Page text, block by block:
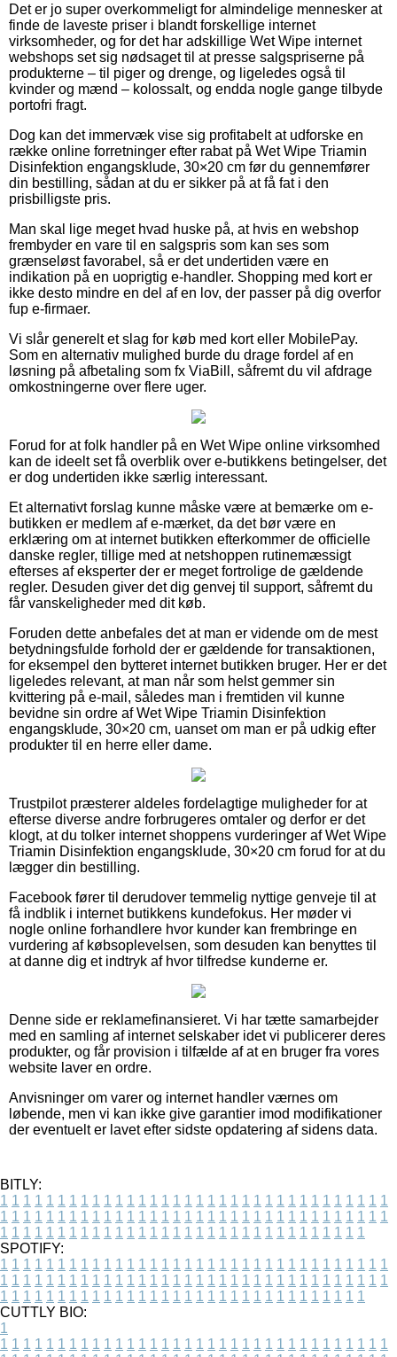
Det er jo super overkommeligt for almindelige mennesker at
finde de laveste priser i blandt forskellige internet
virksomheder, og for det har adskillige Wet Wipe internet
webshops set sig nødsaget til at presse salgspriserne på
produkterne – til piger og drenge, og ligeledes også til
kvinder og mænd – kolossalt, og endda nogle gange tilbyde
portofri fragt.
Dog kan det immervæk vise sig profitabelt at udforske en
række online forretninger efter rabat på Wet Wipe Triamin
Disinfektion engangsklude, 30×20 cm før du gennemfører
din bestilling, sådan at du er sikker på at få fat i den
prisbilligste pris.
Man skal lige meget hvad huske på, at hvis en webshop
frembyder en vare til en salgspris som kan ses som
grænseløst favorabel, så er det undertiden være en
indikation på en uoprigtig e-handler. Shopping med kort er
ikke desto mindre en del af en lov, der passer på dig overfor
fup e-firmaer.
Vi slår generelt et slag for køb med kort eller MobilePay.
Som en alternativ mulighed burde du drage fordel af en
løsning på afbetaling som fx ViaBill, såfremt du vil afdrage
omkostningerne over flere uger.
Forud for at folk handler på en Wet Wipe online virksomhed
kan de ideelt set få overblik over e-butikkens betingelser, det
er dog undertiden ikke særlig interessant.
Et alternativt forslag kunne måske være at bemærke om e-
butikken er medlem af e-mærket, da det bør være en
erklæring om at internet butikken efterkommer de officielle
danske regler, tillige med at netshoppen rutinemæssigt
efterses af eksperter der er meget fortrolige de gældende
regler. Desuden giver det dig genvej til support, såfremt du
får vanskeligheder med dit køb.
Foruden dette anbefales det at man er vidende om de mest
betydningsfulde forhold der er gældende for transaktionen,
for eksempel den bytteret internet butikken bruger. Her er det
ligeledes relevant, at man når som helst gemmer sin
kvittering på e-mail, således man i fremtiden vil kunne
bevidne sin ordre af Wet Wipe Triamin Disinfektion
engangsklude, 30×20 cm, uanset om man er på udkig efter
produkter til en herre eller dame.
Trustpilot præsterer aldeles fordelagtige muligheder for at
efterse diverse andre forbrugeres omtaler og derfor er det
klogt, at du tolker internet shoppens vurderinger af Wet Wipe
Triamin Disinfektion engangsklude, 30×20 cm forud for at du
lægger din bestilling.
Facebook fører til derudover temmelig nyttige genveje til at
få indblik i internet butikkens kundefokus. Her møder vi
nogle online forhandlere hvor kunder kan frembringe en
vurdering af købsoplevelsen, som desuden kan benyttes til
at danne dig et indtryk af hvor tilfredse kunderne er.
Denne side er reklamefinansieret. Vi har tætte samarbejder
med en samling af internet selskaber idet vi publicerer deres
produkter, og får provision i tilfælde af at en bruger fra vores
website laver en ordre.
Anvisninger om varer og internet handler værnes om
løbende, men vi kan ikke give garantier imod modifikationer
der eventuelt er lavet efter sidste opdatering af sidens data.
BITLY:
1 1 1 1 1 1 1 1 1 1 1 1 1 1 1 1 1 1 1 1 1 1 1 1 1 1 1 1 1 1 1 1 1 1
1 1 1 1 1 1 1 1 1 1 1 1 1 1 1 1 1 1 1 1 1 1 1 1 1 1 1 1 1 1 1 1 1 1
1 1 1 1 1 1 1 1 1 1 1 1 1 1 1 1 1 1 1 1 1 1 1 1 1 1 1 1 1 1 1 1
SPOTIFY:
1 1 1 1 1 1 1 1 1 1 1 1 1 1 1 1 1 1 1 1 1 1 1 1 1 1 1 1 1 1 1 1 1 1
1 1 1 1 1 1 1 1 1 1 1 1 1 1 1 1 1 1 1 1 1 1 1 1 1 1 1 1 1 1 1 1 1 1
1 1 1 1 1 1 1 1 1 1 1 1 1 1 1 1 1 1 1 1 1 1 1 1 1 1 1 1 1 1 1 1
CUTTLY BIO:
1
1 1 1 1 1 1 1 1 1 1 1 1 1 1 1 1 1 1 1 1 1 1 1 1 1 1 1 1 1 1 1 1 1 1